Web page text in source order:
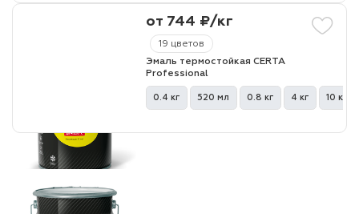
19 цветов
от 744 ₽/кг
Эмаль термостойкая CERTA
Professional
0.4 кг 520 мл 0.8 кг 4 кг 10 кг